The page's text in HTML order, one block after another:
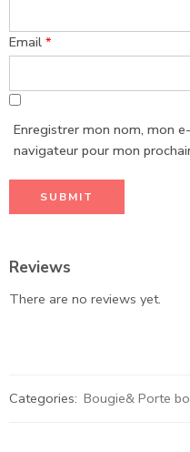
Email *
Enregistrer mon nom, mon
navigateur pour mon
Reviews
There are no reviews yet.
Categories: Bougie& Porte